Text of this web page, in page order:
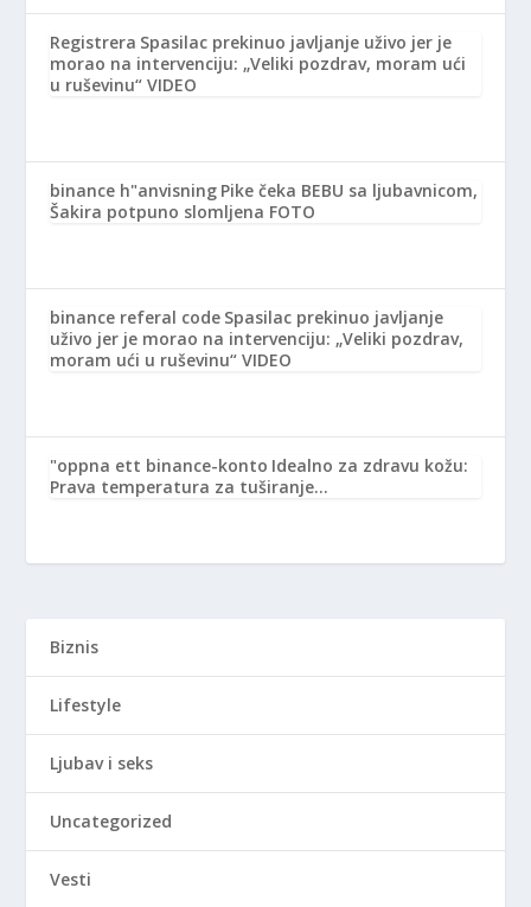
Registrera Spasilac prekinuo javljanje uživo jer je
morao na intervenciju: „Veliki pozdrav, moram ući
u ruševinu“ VIDEO
binance h"anvisning Pike čeka BEBU sa ljubavnicom,
Šakira potpuno slomljena FOTO
binance referal code Spasilac prekinuo javljanje
uživo jer je morao na intervenciju: „Veliki pozdrav,
moram ući u ruševinu“ VIDEO
"oppna ett binance-konto Idealno za zdravu kožu:
Prava temperatura za tuširanje…
Biznis
Lifestyle
Ljubav i seks
Uncategorized
Vesti